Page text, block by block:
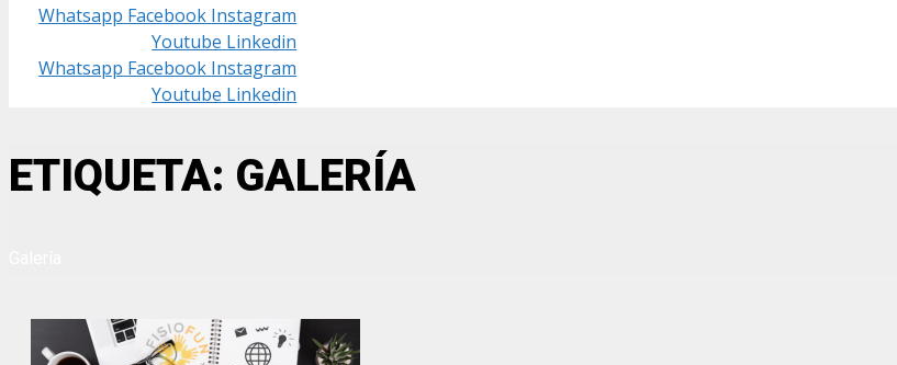
Whatsapp Facebook Instagram
Youtube Linkedin
Whatsapp Facebook Instagram
Youtube Linkedin
ETIQUETA: GALERÍA